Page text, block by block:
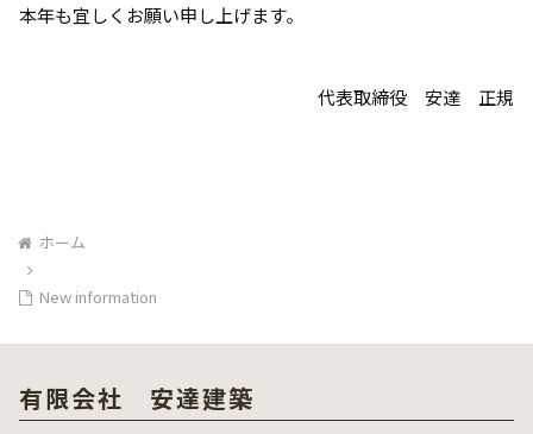
本年も宜しくお願い申し上げます。
代表取締役 安達 正規
ホーム
New information
有限会社 安達建築